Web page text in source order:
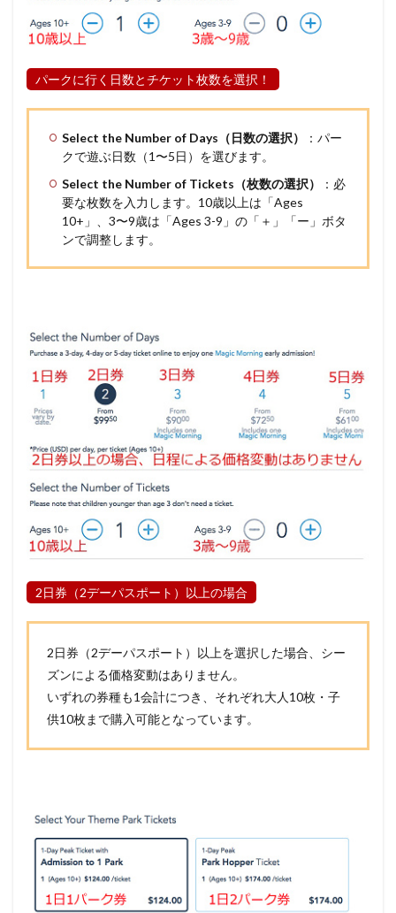
パークに行く日数とチケット枚数を選択！
Select the Number of Days（日数の選択）
：パー
クで遊ぶ日数（1〜5日）を選びます。
Select the Number of Tickets（枚数の選択）
：必
要な枚数を入力します。10歳以上は「Ages
10+」、3〜9歳は「Ages 3-9」の「＋」「ー」ボタ
ンで調整します。
2日券（2デーパスポート）以上の場合
2日券（2デーパスポート）以上を選択した場合、シー
ズンによる価格変動はありません。
いずれの券種も1会計につき、それぞれ大人10枚・子
供10枚まで購入可能となっています。